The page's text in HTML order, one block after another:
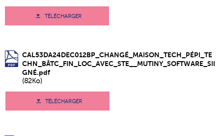
TÉLÉCHARGER
CAL53DA24DEC012BP_CHANGÉ_MAISON_TECH_PÉPI_TE
CHN_BÂTC_FIN_LOC_AVEC_STE__MUTINY_SOFTWARE_SII
GNÉ.pdf
(82Ko)
TÉLÉCHARGER